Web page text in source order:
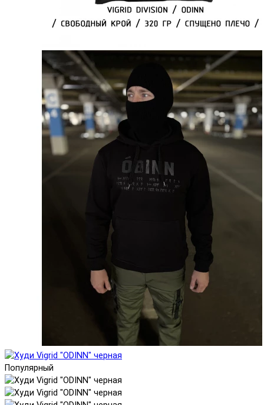
Популярный